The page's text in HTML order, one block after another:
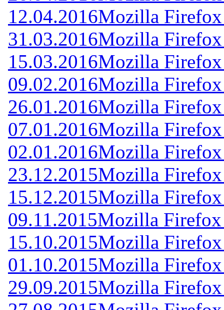
12.04.2016Mozilla
31.03.2016Mozilla
15.03.2016Mozilla
09.02.2016Mozilla
26.01.2016Mozilla
07.01.2016Mozilla
02.01.2016Mozilla
23.12.2015Mozilla
15.12.2015Mozilla
09.11.2015Mozilla
15.10.2015Mozilla
01.10.2015Mozilla
29.09.2015Mozilla